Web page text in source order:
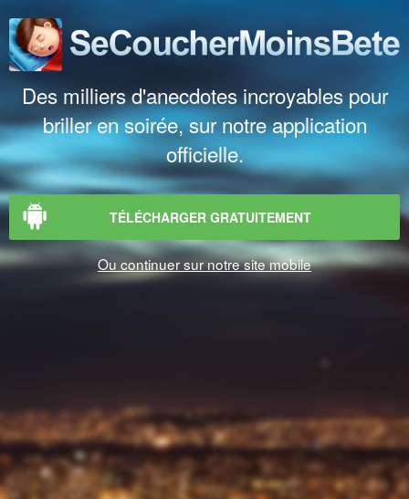
Des milliers d'anecdotes incroyables pour
briller en soirée, sur notre application
officielle.
TÉLÉCHARGER GRATUITEMENT
Ou continuer sur notre site mobile